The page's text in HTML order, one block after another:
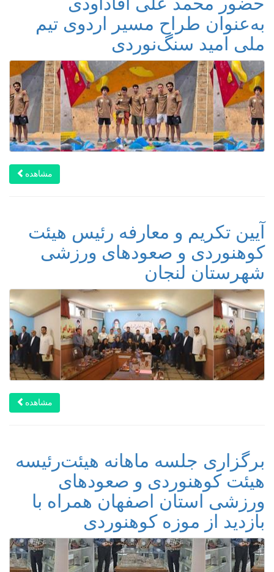
به‌عنوان طراح مسیر اردوی تیم
ملی امید سنگ‌نوردی ‌
مشاهده
آیین تکریم و معارفه رئیس هیئت
کوهنوردی ‌و صعودهای ورزشی
شهرستان لنجان
مشاهده
برگزاری جلسه ماهانه هیئت‌رئیسه
هیئت کوهنوردی و صعودهای
ورزشی استان اصفهان همراه با
بازدید از موزه کوهنوردی